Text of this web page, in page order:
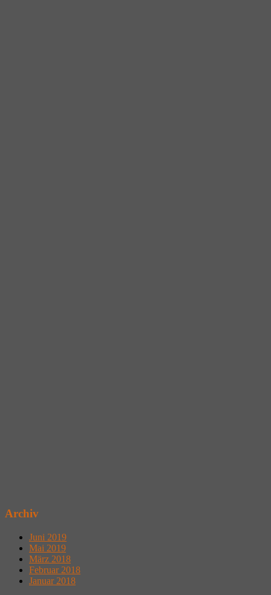
Archiv
Juni 2019
Mai 2019
März 2018
Februar 2018
Januar 2018